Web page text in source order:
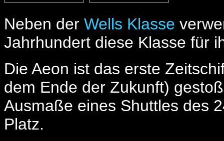
Neben der Wells Klasse
Jahrhundert diese Klasse für
Die Aeon ist das erste
dem Ende der Zukunft)
Ausmaße eines Shuttles des
Platz.